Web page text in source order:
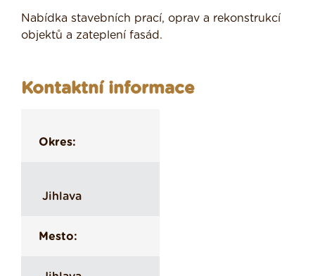
Nabídka stavebních prací, oprav a rekonstrukcí
objektů a zateplení fasád.
Kontaktní informace
Okres:
Jihlava
Mesto: